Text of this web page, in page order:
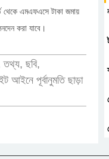
থেকে এমএফএসে টাকা জমায়
করা যাবে।
তথ্য, ছবি,
আইনে পূর্বানুমতি ছাড়া